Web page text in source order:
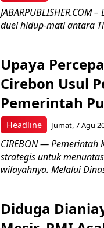
duel hidup-mati antara
Headline
Upaya
Cirebon Usul
Pemerintah
Jumat, 7 Agu
CIREBON —
strategis untuk
wilayahnya. Melalui
Diduga